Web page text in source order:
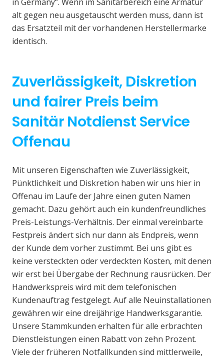
alt gegen neu ausgetauscht werden muss, dann ist
das Ersatzteil mit der vorhandenen Herstellermarke
identisch.
Zuverlässigkeit, Diskretion
und fairer Preis beim
Sanitär Notdienst Service
Offenau
Mit unseren Eigenschaften wie Zuverlässigkeit,
Pünktlichkeit und Diskretion haben wir uns hier in
Offenau im Laufe der Jahre einen guten Namen
gemacht. Dazu gehört auch ein kundenfreundliches
Preis-Leistungs-Verhältnis. Der einmal vereinbarte
Festpreis ändert sich nur dann als Endpreis, wenn
der Kunde dem vorher zustimmt. Bei uns gibt es
keine versteckten oder verdeckten Kosten, mit denen
wir erst bei Übergabe der Rechnung rausrücken. Der
Handwerkspreis wird mit dem telefonischen
Kundenauftrag festgelegt. Auf alle Neuinstallationen
gewähren wir eine dreijährige Handwerksgarantie.
Unsere Stammkunden erhalten für alle erbrachten
Dienstleistungen einen Rabatt von zehn Prozent.
Viele der früheren Notfallkunden sind mittlerweile,